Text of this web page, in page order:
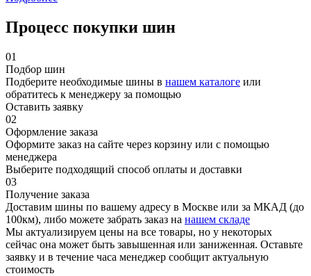
Процесс покупки шин
01
Подбор шин
Подберите необходимые шины в нашем каталоге или
обратитесь к менеджеру за помощью
Оставить заявку
02
Оформление заказа
Оформите заказ на сайте через корзину или с помощью
менеджера
Выберите подходящий способ оплаты и доставки
03
Получение заказа
Доставим шины по вашему адресу в Москве или за МКАД (до
100км), либо можете забрать заказ на нашем складе
Мы актуализируем цены на все товары, но у некоторых
сейчас она может быть завышенная или заниженная. Оставьте
заявку и в течение часа менеджер сообщит актуальную
стоимость